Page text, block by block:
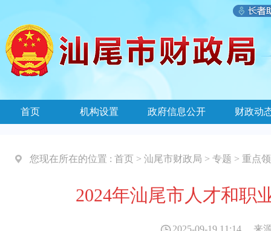
首页 机构设置 政府信息公开 财政动
您现在所在的位置 : 首页 > 汕尾市财政局 > 专题 > 重点
2024年汕尾市人才和职
2025-09-19 11:14 来